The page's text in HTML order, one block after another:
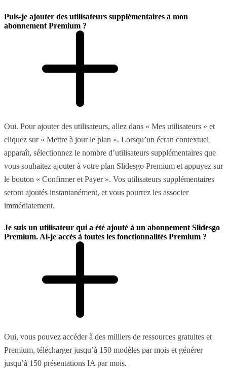
Puis-je ajouter des utilisateurs supplémentaires à mon
abonnement Premium ?
Oui. Pour ajouter des utilisateurs, allez dans « Mes utilisateurs » et
cliquez sur « Mettre à jour le plan ». Lorsqu’un écran contextuel
apparaît, sélectionnez le nombre d’utilisateurs supplémentaires que
vous souhaitez ajouter à votre plan Slidesgo Premium et appuyez sur
le bouton « Confirmer et Payer ». Vos utilisateurs supplémentaires
seront ajoutés instantanément, et vous pourrez les associer
immédiatement.
Je suis un utilisateur qui a été ajouté à un abonnement Slidesgo
Premium. Ai-je accès à toutes les fonctionnalités Premium ?
Oui, vous pouvez accéder à des milliers de ressources gratuites et
Premium, télécharger jusqu’à 150 modèles par mois et générer
jusqu’à 150 présentations IA par mois.